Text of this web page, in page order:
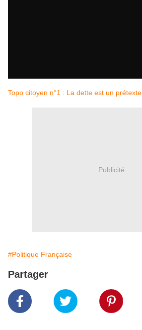
Topo citoyen n°1 : La dette est un prétexte
Publicité
#Politique Française
Partager